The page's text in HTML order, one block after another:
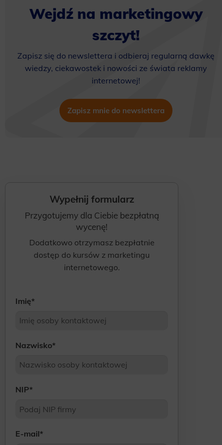
Wejdź na marketingowy
szczyt!
Zapisz się do newslettera i odbieraj regularną dawkę
wiedzy, ciekawostek i nowości ze świata reklamy
internetowej!
Zapisz mnie do newslettera
Wypełnij formularz
Przygotujemy dla Ciebie bezpłatną
wycenę!
Dodatkowo otrzymasz bezpłatnie
dostęp do kursów z marketingu
internetowego.
Imię*
Nazwisko*
NIP*
E-mail*